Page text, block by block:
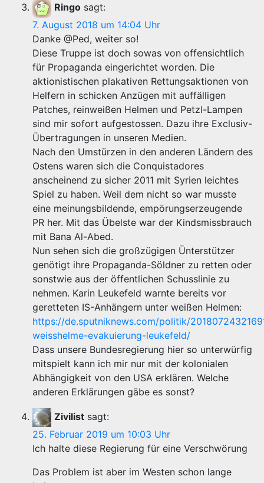
Ringo sagt:
7. August 2018 um 14:04 Uhr
Danke @Ped, weiter so!
Diese Truppe ist doch sowas von offensichtlich
für Propaganda eingerichtet worden. Die
aktionistischen plakativen Rettungsaktionen von
Helfern in schicken Anzügen mit auffälligen
Patches, reinweißen Helmen und Petzl-Lampen
sind mir sofort aufgestossen. Dazu ihre Exclusiv-
Übertragungen in unseren Medien.
Nach den Umstürzen in den anderen Ländern des
Ostens waren sich die Conquistadores
anscheinend zu sicher 2011 mit Syrien leichtes
Spiel zu haben. Weil dem nicht so war musste
eine meinungsbildende, empörungserzeugende
PR her. Mit das Übelste war der Kindsmissbrauch
mit Bana Al-Abed.
Nun sehen sich die großzügigen Ünterstützer
genötigt ihre Propaganda-Söldner zu retten oder
sonstwie aus der öffentlichen Schusslinie zu
nehmen. Karin Leukefeld warnte bereits vor
geretteten IS-Anhängern unter weißen Helmen:
https://de.sputniknews.com/politik/
weisshelme-evakuierung-leukefeld/
Dass unsere Bundesregierung hier so unterwürfig
mitspielt kann ich mir nur mit der kolonialen
Abhängigkeit von den USA erklären. Welche
anderen Erklärungen gäbe es sonst?
Zivilist sagt:
25. Februar 2019 um 10:03 Uhr
Ich halte diese Regierung für eine Verschwörung
Das Problem ist aber im Westen schon lange